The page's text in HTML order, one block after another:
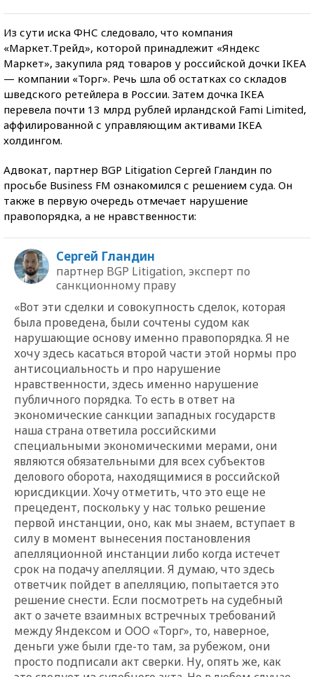
Из сути иска ФНС следовало, что компания
«Маркет.Трейд», которой принадлежит «Яндекс
Маркет», закупила ряд товаров у российской дочки IKEA
— компании «Торг». Речь шла об остатках со складов
шведского ретейлера в России. Затем дочка IKEA
перевела почти 13 млрд рублей ирландской Fami Limited,
аффилированной с управляющим активами IKEA
холдингом.
Адвокат, партнер BGP Litigation Сергей Гландин по
просьбе Business FM ознакомился с решением суда. Он
также в первую очередь отмечает нарушение
правопорядка, а не нравственности:
Сергей Гландин
партнер BGP Litigation, эксперт по
санкционному праву
«Вот эти сделки и совокупность сделок, которая
была проведена, были сочтены судом как
нарушающие основу именно правопорядка. Я не
хочу здесь касаться второй части этой нормы про
антисоциальность и про нарушение
нравственности, здесь именно нарушение
публичного порядка. То есть в ответ на
экономические санкции западных государств
наша страна ответила российскими
специальными экономическими мерами, они
являются обязательными для всех субъектов
делового оборота, находящимися в российской
юрисдикции. Хочу отметить, что это еще не
прецедент, поскольку у нас только решение
первой инстанции, оно, как мы знаем, вступает в
силу в момент вынесения постановления
апелляционной инстанции либо когда истечет
срок на подачу апелляции. Я думаю, что здесь
ответчик пойдет в апелляцию, попытается это
решение снести. Если посмотреть на судебный
акт о зачете взаимных встречных требований
между Яндексом и ООО «Торг», то, наверное,
деньги уже были где-то там, за рубежом, они
просто подписали акт сверки. Ну, опять же, как